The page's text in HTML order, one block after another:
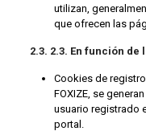
utilizan,
que ofrecen las
2.3. 2.3. En función
Cookies de
FOXIZE, se
usuario registrado
portal.